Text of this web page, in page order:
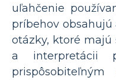
uľahčenie
príbehov
otázky, ktoré
a interpretácii